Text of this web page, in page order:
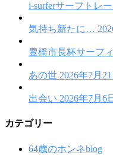
i-surferサーフトレ
気持ち新たに…
豊橋市長杯サーフ
あの世 2026年7月21
出会い 2026年7月6
カテゴリー
64歳のホンネblog